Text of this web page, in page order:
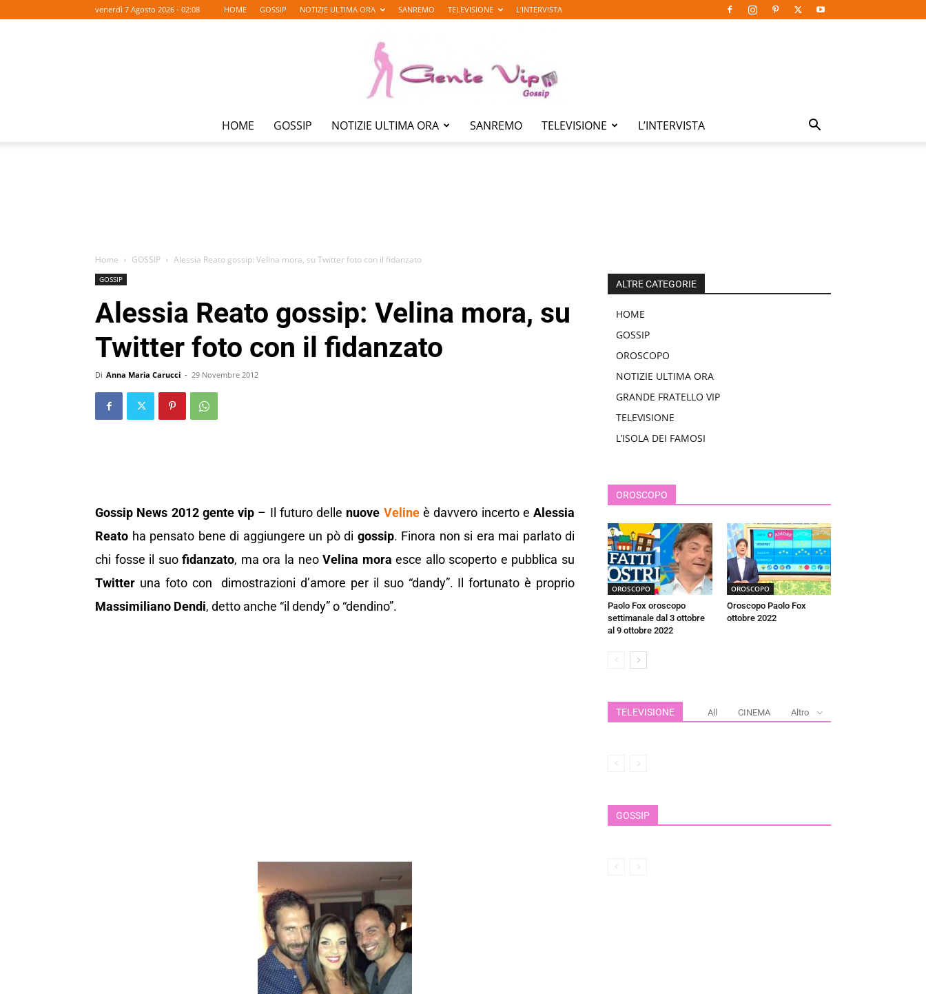
venerdì 7 Agosto 2026 - 02:08 HOME GOSSIP NOTIZIE ULTIMA ORA SANREMO TELEVISIONE L’INTERVISTA
HOME GOSSIP NOTIZIE ULTIMA ORA SANREMO TELEVISIONE L’INTERVISTA
Home GOSSIP Alessia Reato gossip: Velina mora, su Twitter foto con il fidanzato
GOSSIP
Alessia Reato gossip: Velina mora, su
Twitter foto con il fidanzato
Di Anna Maria Carucci - 29 Novembre 2012
Gossip News 2012 gente vip – Il futuro delle nuove Velineè davvero incerto e Alessia
Reato ha pensato bene di aggiungere un pò di gossip. Finora non si era mai parlato di
chi fosse il suofidanzato, ma ora la neoVelina mora esce allo scoperto e pubblica su
Twitter una foto con dimostrazioni d’amore per il suo “dandy”. Il fortunato è proprio
Massimiliano Dendi, detto anche “il dendy” o “dendino”.
ALTRE CATEGORIE
HOME
GOSSIP
OROSCOPO
NOTIZIE ULTIMA ORA
GRANDE FRATELLO VIP
TELEVISIONE
L’ISOLA DEI FAMOSI
OROSCOPO
OROSCOPO
Paolo Fox oroscopo
settimanale dal 3 ottobre
al 9 ottobre 2022
OROSCOPO
Oroscopo Paolo Fox
ottobre 2022
TELEVISIONE All CINEMA Altro
GOSSIP